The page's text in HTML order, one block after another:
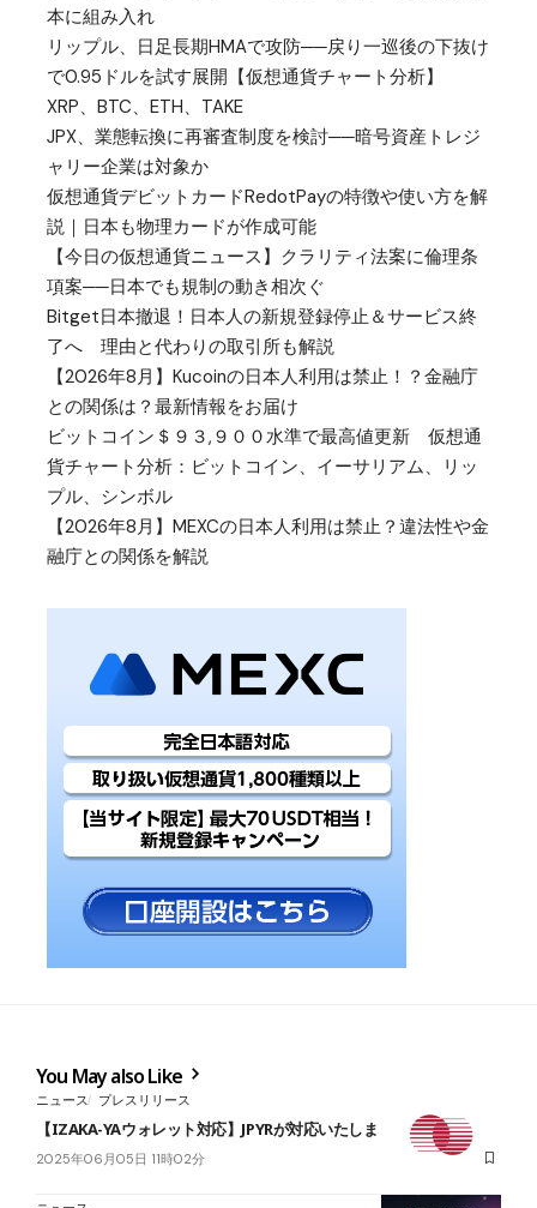
本に組み入れ
リップル、日足長期HMAで攻防──戻り一巡後の下抜け
で0.95ドルを試す展開【仮想通貨チャート分析】
XRP、BTC、ETH、TAKE
JPX、業態転換に再審査制度を検討──暗号資産トレジ
ャリー企業は対象か
仮想通貨デビットカードRedotPayの特徴や使い方を解
説｜日本も物理カードが作成可能
【今日の仮想通貨ニュース】クラリティ法案に倫理条
項案──日本でも規制の動き相次ぐ
Bitget日本撤退！日本人の新規登録停止＆サービス終
了へ 理由と代わりの取引所も解説
【2026年8月】Kucoinの日本人利用は禁止！？金融庁
との関係は？最新情報をお届け
ビットコイン＄９３,９００水準で最高値更新 仮想通
貨チャート分析：ビットコイン、イーサリアム、リッ
プル、シンボル
【2026年8月】MEXCの日本人利用は禁止？違法性や金
融庁との関係を解説
You May also Like
ニュース プレスリリース
【IZAKA-YAウォレット対応】JPYRが対応いたしました。
2025年06月05日 11時02分